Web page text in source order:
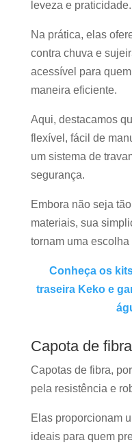
leveza e praticidade.
Na prática, elas
contra chuva e
acessível para
maneira eficiente.
Aqui, destacamos
flexível, fácil de
um sistema de
segurança.
Embora não seja
materiais, sua
tornam uma escolha
Conheça os
traseira Keko e
Capota de fibra
Capotas de fibra,
pela resistência e
Elas proporcionam
ideais para quem